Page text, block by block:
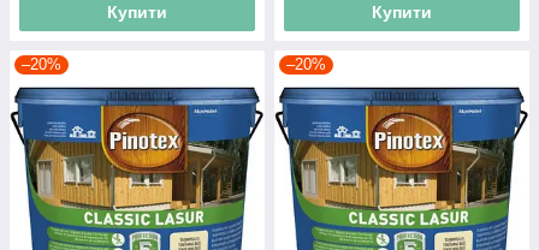
Купити Купити
–20% –20%